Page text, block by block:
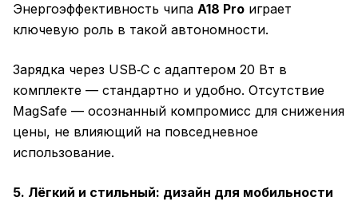
Энергоэффективность чипа A18 Pro играет
ключевую роль в такой автономности.
Зарядка через USB‑C с адаптером 20 Вт в
комплекте — стандартно и удобно. Отсутствие
MagSafe — осознанный компромисс для снижения
цены, не влияющий на повседневное
использование.
5. Лёгкий и стильный: дизайн для мобильности